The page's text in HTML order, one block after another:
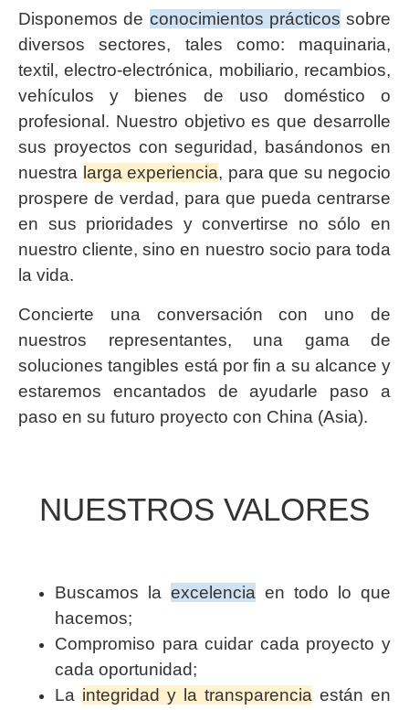
Disponemos de conocimientos prácticos sobre
diversos sectores, tales como: maquinaria,
textil, electro-electrónica, mobiliario, recambios,
vehículos y bienes de uso doméstico o
profesional. Nuestro objetivo es que desarrolle
sus proyectos con seguridad, basándonos en
nuestra larga experiencia, para que su negocio
prospere de verdad, para que pueda centrarse
en sus prioridades y convertirse no sólo en
nuestro cliente, sino en nuestro socio para toda
la vida.
Concierte una conversación con uno de
nuestros representantes, una gama de
soluciones tangibles está por fin a su alcance y
estaremos encantados de ayudarle paso a
paso en su futuro proyecto con China (Asia).
NUESTROS VALORES
Buscamos la excelencia en todo lo que
hacemos;
Compromiso para cuidar cada proyecto y
cada oportunidad;
La integridad y la transparencia están en